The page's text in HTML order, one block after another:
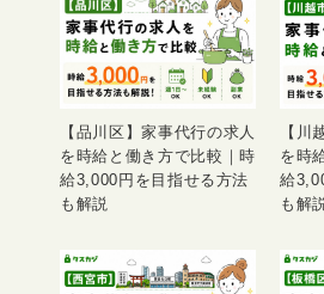
【品川区】家事代行の求人
を時給と働き方で比較｜時
給3,000円を目指せる方法
も解説
【川
を時
給
も解